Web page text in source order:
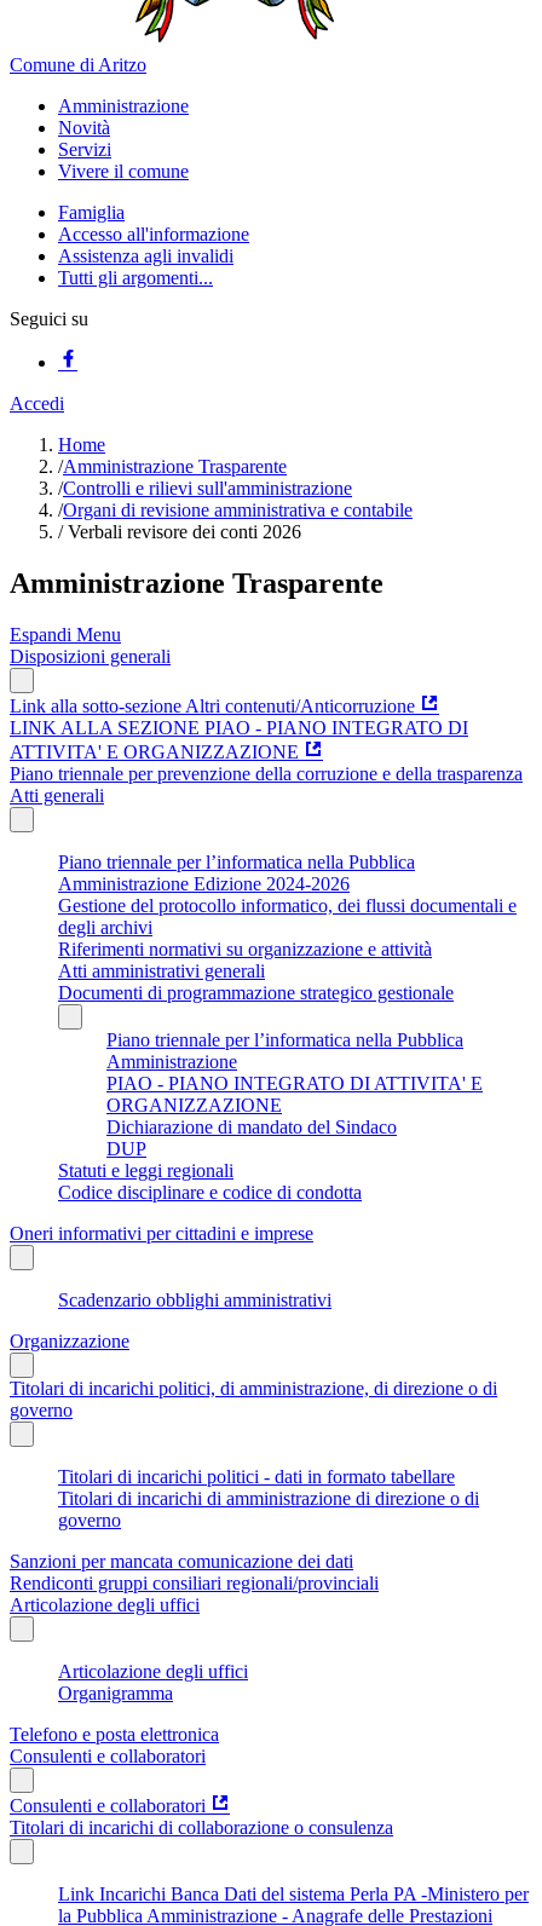
Comune di Aritzo
Amministrazione
Novità
Servizi
Vivere il comune
Famiglia
Accesso all'informazione
Assistenza agli invalidi
Tutti gli argomenti...
Seguici su
Accedi
Home
/Amministrazione Trasparente
/Controlli e rilievi sull'amministrazione
/Organi di revisione amministrativa e contabile
/Verbali revisore dei conti 2026
Amministrazione Trasparente
Espandi Menu
Disposizioni generali
Link alla sotto-sezione Altri contenuti/Anticorruzione
LINK ALLA SEZIONE PIAO - PIANO INTEGRATO DI
ATTIVITA' E ORGANIZZAZIONE
Piano triennale per prevenzione della corruzione e della trasparenza
Atti generali
Piano triennale per l’informatica nella Pubblica
Amministrazione Edizione 2024-2026
Gestione del protocollo informatico, dei flussi documentali e
degli archivi
Riferimenti normativi su organizzazione e attività
Atti amministrativi generali
Documenti di programmazione strategico gestionale
Piano triennale per l’informatica nella Pubblica
Amministrazione
PIAO - PIANO INTEGRATO DI ATTIVITA' E
ORGANIZZAZIONE
Dichiarazione di mandato del Sindaco
DUP
Statuti e leggi regionali
Codice disciplinare e codice di condotta
Oneri informativi per cittadini e imprese
Scadenzario obblighi amministrativi
Organizzazione
Titolari di incarichi politici, di amministrazione, di direzione o di
governo
Titolari di incarichi politici - dati in formato tabellare
Titolari di incarichi di amministrazione di direzione o di
governo
Sanzioni per mancata comunicazione dei dati
Rendiconti gruppi consiliari regionali/provinciali
Articolazione degli uffici
Articolazione degli uffici
Organigramma
Telefono e posta elettronica
Consulenti e collaboratori
Consulenti e collaboratori
Titolari di incarichi di collaborazione o consulenza
Link Incarichi Banca Dati del sistema Perla PA -Ministero per
la Pubblica Amministrazione - Anagrafe delle Prestazioni